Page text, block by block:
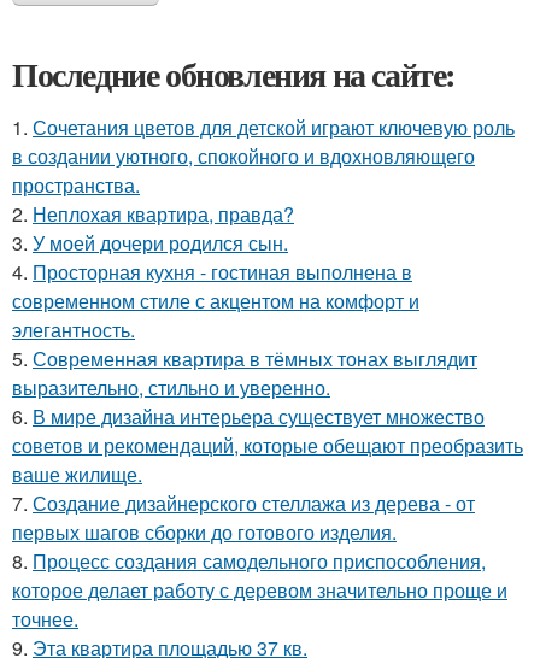
Последние обновления на сайте:
1. Сочетания цветов для детской играют ключевую роль
в создании уютного, спокойного и вдохновляющего
пространства.
2. Неплохая квартира, правда?
3. У моей дочери родился сын.
4. Просторная кухня - гостиная выполнена в
современном стиле с акцентом на комфорт и
элегантность.
5. Современная квартира в тёмных тонах выглядит
выразительно, стильно и уверенно.
6. В мире дизайна интерьера существует множество
советов и рекомендаций, которые обещают преобразить
ваше жилище.
7. Создание дизайнерского стеллажа из дерева - от
первых шагов сборки до готового изделия.
8. Процесс создания самодельного приспособления,
которое делает работу с деревом значительно проще и
точнее.
9. Эта квартира площадью 37 кв.